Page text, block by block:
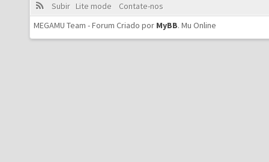
Subir Lite mode
Contate-nos
MEGAMU Team - Forum Criado por MyBB. Mu Online